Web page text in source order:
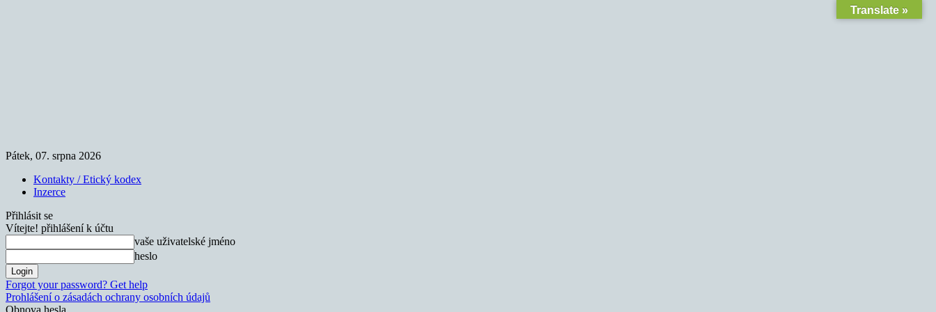
Pátek, 07. srpna 2026
Kontakty / Etický kodex
Inzerce
Přihlásit se
Vítejte! přihlášení k účtu
vaše uživatelské jméno
heslo
Forgot your password? Get help
Prohlášení o zásadách ochrany osobních údajů
Obnova hesla
Translate »